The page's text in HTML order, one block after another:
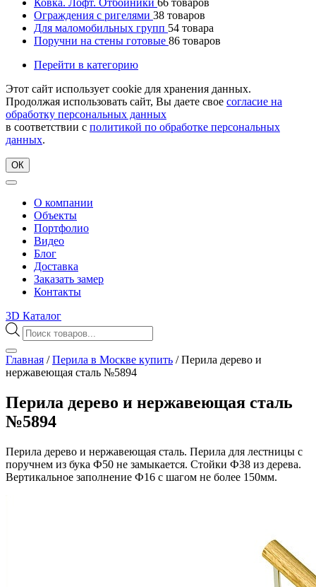
Ковка. Лофт. Отбойники 66 товаров
Ограждения с ригелями 38 товаров
Для маломобильных групп 54 товара
Поручни на стены готовые 86 товаров
Перейти в категорию
Этот сайт использует cookie для хранения данных.
Продолжая использовать сайт, Вы даете свое согласие на
обработку персональных данных
в соответствии с политикой по обработке персональных
данных.
ОК
О компании
Объекты
Портфолио
Видео
Блог
Доставка
Заказать замер
Контакты
3D Каталог
Поиск
товаров
Главная /Перила в Москве купить /Перила дерево и
нержавеющая сталь №5894
Перила дерево и нержавеющая сталь
№5894
Перила дерево и нержавеющая сталь. Перила для лестницы с
поручнем из бука Ф50 не замыкается. Стойки Ф38 из дерева.
Вертикальное заполнение Ф16 с шагом не более 150мм.